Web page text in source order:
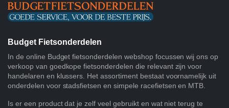
Budget Fietsonderdelen
In de online Budget fietsonderdelen webshop focussen wij ons op
verkoop van goedkope fietsonderdelen die relevant zijn voor
handelaren en klussers. Het assortiment bestaat voornamelijk uit
onderdelen voor stadsfietsen en simpele racefietsen en MTB.
Is er een product dat je zelf veel gebruikt en wat niet terug te